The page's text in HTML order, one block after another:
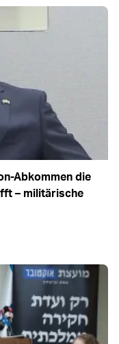
Abkommen die
– militärische